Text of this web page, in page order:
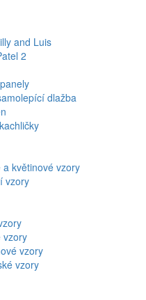
and Luis
2
dlažba
a květinové vzory
vzory
vzory
vzory
vzory